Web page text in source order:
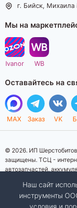
г. Бийск,
Мы на
Ivanor WB
Оставайтесь на
MAX Заказ VK
© 2026. ИП
защищены. ТСЦ -
автозапчастей,
информационный
стоимости,
условиях не является
Наш сайт
инструменты